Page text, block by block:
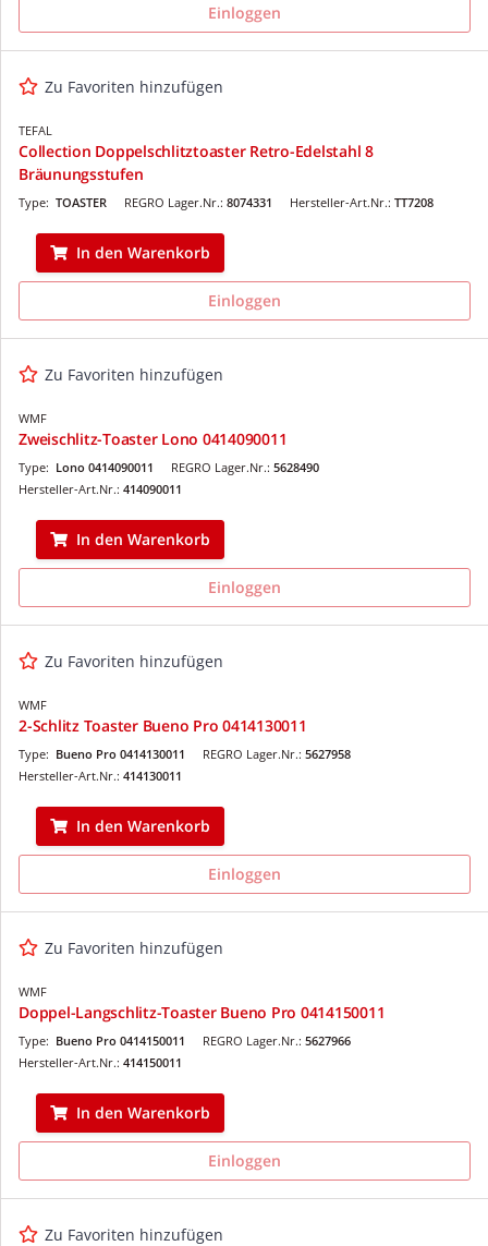
Einloggen
Zu Favoriten hinzufügen
TEFAL
Collection Doppelschlitztoaster Retro-Edelstahl 8
Bräunungsstufen
REGRO Lager.Nr.: 8074331
Type: TOASTER Hersteller-Art.Nr.: TT7208
In den Warenkorb
Einloggen
Zu Favoriten hinzufügen
WMF
Zweischlitz-Toaster Lono 0414090011
REGRO Lager.Nr.: 5628490
Type: Lono 0414090011
Hersteller-Art.Nr.: 414090011
In den Warenkorb
Einloggen
Zu Favoriten hinzufügen
WMF
2-Schlitz Toaster Bueno Pro 0414130011
REGRO Lager.Nr.: 5627958
Type: Bueno Pro 0414130011
Hersteller-Art.Nr.: 414130011
In den Warenkorb
Einloggen
Zu Favoriten hinzufügen
WMF
Doppel-Langschlitz-Toaster Bueno Pro 0414150011
REGRO Lager.Nr.: 5627966
Type: Bueno Pro 0414150011
Hersteller-Art.Nr.: 414150011
In den Warenkorb
Einloggen
Zu Favoriten hinzufügen